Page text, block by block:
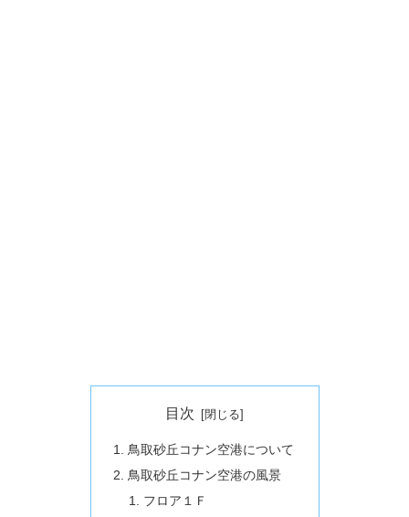
目次
鳥取砂丘コナン空港について
鳥取砂丘コナン空港の風景
フロア１Ｆ